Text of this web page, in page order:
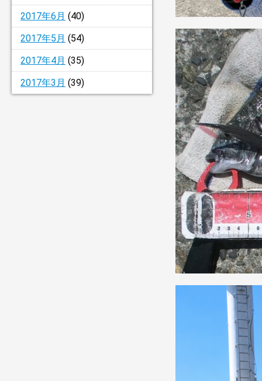
2017年6月 (40)
2017年5月 (54)
2017年4月 (35)
2017年3月 (39)